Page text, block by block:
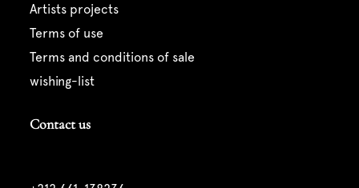
artists projects
terms of use
terms and conditions of sale
wishing-list
Contact us